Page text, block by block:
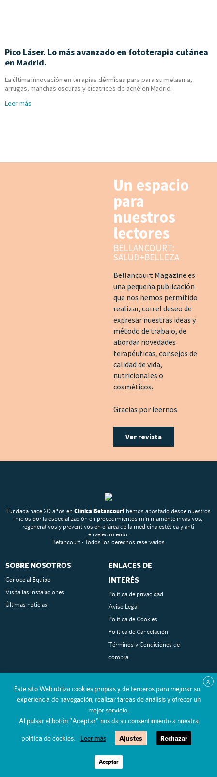
Pico Láser. Lo más avanzado en fototerapia cutánea
en Madrid.
La última innovación en terapias dérmicas para para su melasma,
arrugas, manchas oscuras y cicatrices de acné en Madrid.
Leer más
Un espacio
para
nuestros
lectores
BELLANCOURT:
SALUD+BELLEZA
Bellancourt Magazine es
una pequeña publicación
que nos hemos permitido
realizar, con el deseo de
expresar nuestras ideas y
método de trabajo, de
abordar novedades
terapéuticas, consejos de
calidad de vida,
nutricionales o
cosméticos.
Gracias por leernos.
Ver revista
LLÁMANOS
Fundada hace 20 años en Clínica Betancourthemos apostado desde nuestros
inicios por la especialización en procedimientos mínimamente invasivos,
regenerativos y preventivos en el área de la medicina estética y anti
envejecimiento.
Betancourt · Todos los derechos reservados
SOBRE NOSOTROS
Conoce al Equipo
Visita las instalaciones
Últimas noticias
ENLACES DE
INTERÉS
Política de privacidad
Aviso Legal
Política de Cookies
Política de Cancelación
Términos y Condiciones de
compra
Youtube
Tel:
660 849 271/91 715
45 54
info@clinicabetancourt.es
Travesía de Carlos III, 2
28224 Pozuelo de Alarcón
X
Este sito Web utiliza cookies propias y de terceros para mejorar su
experiencia de navegación, realizar tareas de análisis y ofrecer un
mejor servicio.
Al pulsar el botón "Aceptar" nos da su consentimiento a nuestra
política de cookies. Leer más Ajustes Rechazar
Aceptar